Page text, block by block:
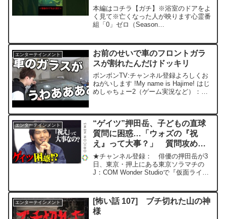
本編はコチラ【ガチ】※浴室のドアをよ
く見て※亡くなった人が映ります心霊番
組「0」ゼロ（Season
ブゼロ）始まりました！過去最大の特典
を盛り込み心...
エンターテインメント
お前のせいで車のフロントガラ
スが割れたんだけドッキリ
ボンボンTV:チャンネル登録よろしくお
ねがいします !My name is Hajime! はじ
めしゃちょー2（ゲーム実況など）：
めしゃち...
エンターテインメント
“ゲイツ”押田岳、子どもの直球
質問に困惑…「ウォズの『祝
え』って大事？」 質問攻めに
も笑顔で神対応！ 『仮面ライ
ダージオウ NEXT TIME ゲイツ、
マジェスティ』キャストトーク
★チャンネル登録： 俳優の押田岳が3
日、東京・押上にある東京ソラマチの
J：COM Wonder Studioで『仮面ライダ
『仮面ライダージオウ NEXT TIME ゲイ
ツ...
エンターテインメント
[怖い話 107] ブチ切れた山の神
様